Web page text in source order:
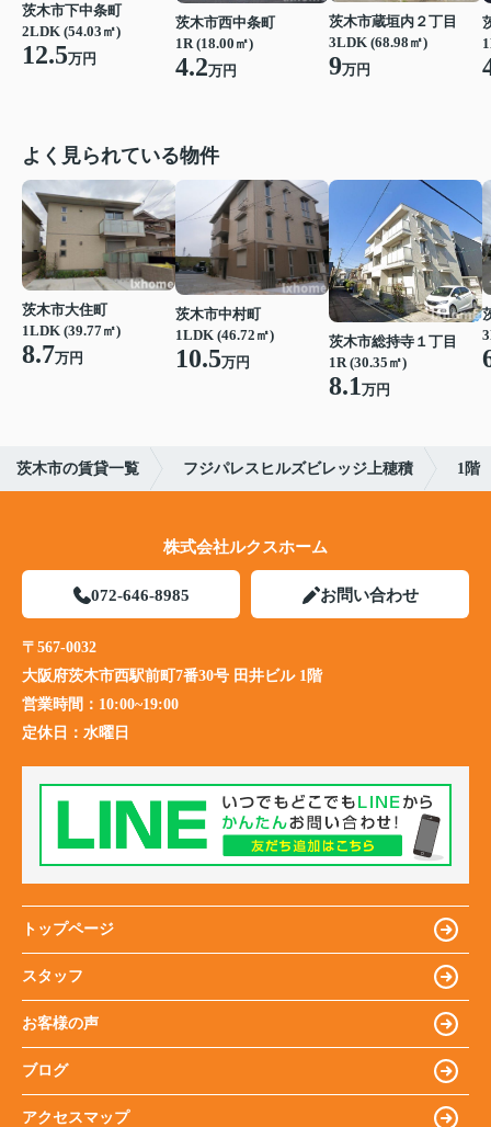
茨木市下中条町
2LDK (54.03㎡)
12.5万円
茨木市西中条町
1R (18.00㎡)
4.2万円
茨木市蔵垣内２丁目
3LDK (68.98㎡)
9万円
よく見られている物件
茨木市大住町
1LDK (39.77㎡)
8.7万円
茨木市中村町
1LDK (46.72㎡)
10.5万円
茨木市総持寺１丁目
1R (30.35㎡)
8.1万円
茨木市の賃貸一覧 フジパレスヒルズビレッジ上穂積 1階
株式会社ルクスホーム
072-646-8985 お問い合わせ
〒567-0032
大阪府茨木市西駅前町7番30号 田井ビル 1階
営業時間： 10:00~19:00
定休日： 水曜日
トップページ
スタッフ
お客様の声
ブログ
アクセスマップ